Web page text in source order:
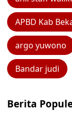
APBD Kab
argo yuwono
Bandar judi
Berita